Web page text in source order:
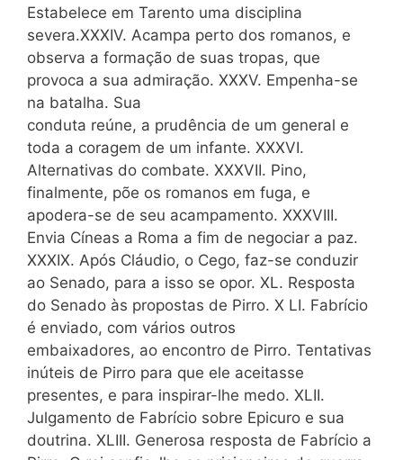
Estabelece em Tarento uma disciplina
severa.XXXIV. Acampa perto dos romanos, e
observa a formação de suas tropas, que
provoca a sua admiração. XXXV. Empenha-se
na batalha. Sua
conduta reúne, a prudência de um general e
toda a coragem de um infante. XXXVI.
Alternativas do combate. XXXVII. Pino,
finalmente, põe os romanos em fuga, e
apodera-se de seu acampamento. XXXVIII.
Envia Cíneas a Roma a fim de negociar a paz.
XXXIX. Após Cláudio, o Cego, faz-se conduzir
ao Senado, para a isso se opor. XL. Resposta
do Senado às propostas de Pirro. X LI. Fabrício
é enviado, com vários outros
embaixadores, ao encontro de Pirro. Tentativas
inúteis de Pirro para que ele aceitasse
presentes, e para inspirar-lhe medo. XLII.
Julgamento de Fabrício sobre Epicuro e sua
doutrina. XLIII. Generosa resposta de Fabrício a